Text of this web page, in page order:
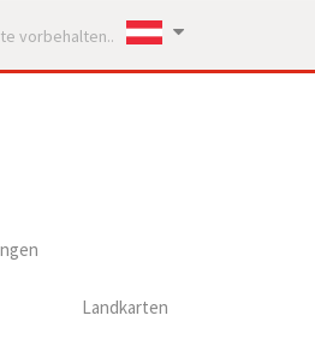
vorbehalten..
Landkarten